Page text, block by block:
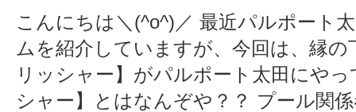
こんにちは＼(^o^)／ 最近パルポート
ムを紹介していますが、今回は、縁の
リッシャー】がパルポート太田にや
シャー】とはなんぞや？？ プール関